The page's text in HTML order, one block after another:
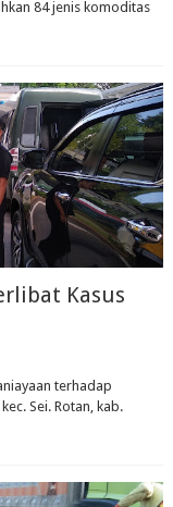
84 jenis komoditas
Kasus
terhadap
Sei. Rotan, kab.